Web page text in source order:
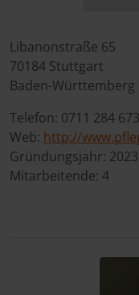
Libanonstraße 65
70184 Stuttgart
Baden-Württemberg
Telefon: 0711 284
Web: http://
Gründungsjahr: 2023
Mitarbeitende: 4